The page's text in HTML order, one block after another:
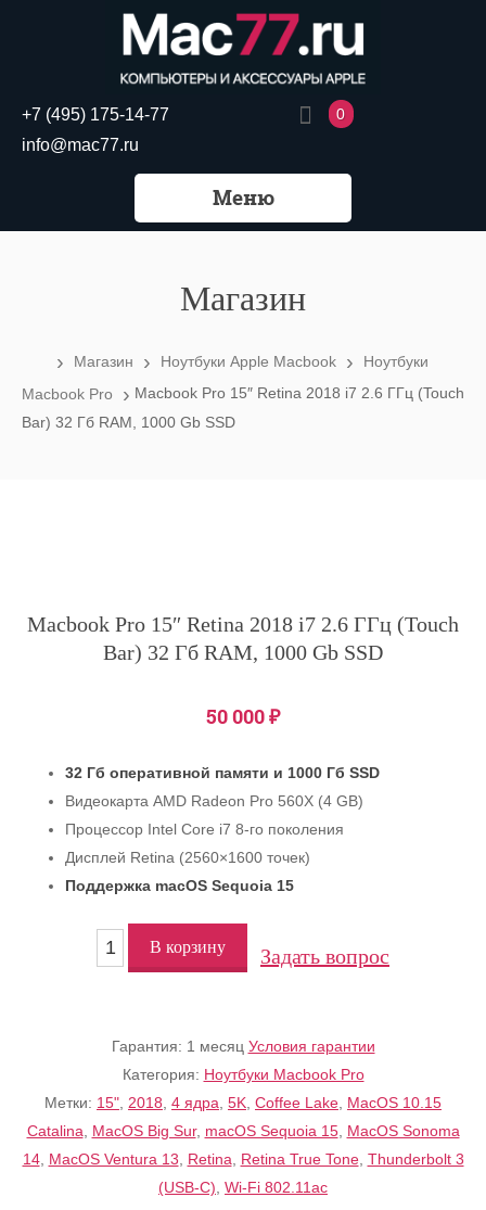
+7 (495) 175-14-77
info@mac77.ru
0
Меню
Магазин
› Магазин › Ноутбуки Apple Macbook ›
Ноутбуки
Macbook Pro
› Macbook Pro 15″ Retina 2018 i7 2.6 ГГц (Touch
Bar) 32 Гб RAM, 1000 Gb SSD
Macbook Pro 15″ Retina 2018 i7 2.6 ГГц (Touch
Bar) 32 Гб RAM, 1000 Gb SSD
50 000₽
32 Гб оперативной памяти и 1000 Гб SSD
Видеокарта AMD Radeon Pro 560X (4 GB)
Процессор Intel Core i7 8-го поколения
Дисплей Retina (2560×1600 точек)
Поддержка macOS Sequoia 15
В корзину Задать вопрос
Гарантия: 1 месяц Условия гарантии
Категория: Ноутбуки Macbook Pro
Метки: 15" 2018 4 ядра 5K Coffee Lake MacOS 10.15
Catalina
MacOS Big Sur, macOS Sequoia 15, MacOS Sonoma
14, MacOS Ventura 13 Retina Retina True Tone, Thunderbolt 3
(USB-C) Wi-Fi 802.11ac